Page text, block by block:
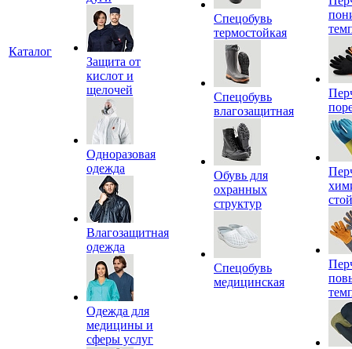
Каталог
Защита от
кислот и
щелочей
Одноразовая
одежда
Влагозащитная
одежда
Одежда для
медицины и
сферы услуг
Спецобувь
термостойкая
Спецобувь
влагозащитная
Обувь для
охранных
структур
Спецобувь
медицинская